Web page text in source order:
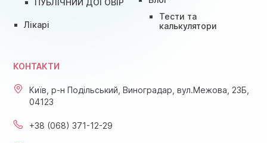
ПУБЛІЧНИЙ ДОГОВІР
Лікарі
Тести та
калькулятори
КОНТАКТИ
Київ, р-н Подільський, Виноградар, вул.Межова, 23Б,
04123
+38 (068) 371-12-29